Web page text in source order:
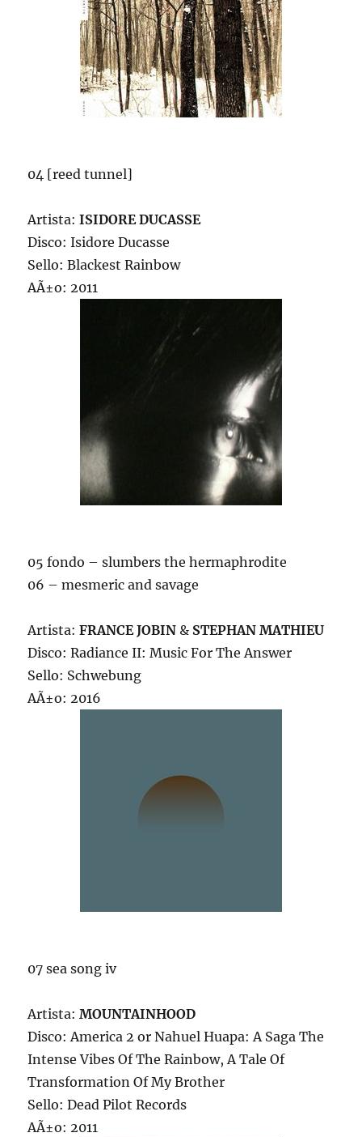
04 [reed tunnel]
Artista:ISIDORE DUCASSE
Disco: Isidore Ducasse
Sello: Blackest Rainbow
AÃ±o: 2011
05 fondo – slumbers the hermaphrodite
06 – mesmeric and savage
Artista:FRANCE JOBIN & STEPHAN MATHIEU
Disco: Radiance II: Music For The Answer
Sello: Schwebung
AÃ±o: 2016
07 sea song iv
Artista:MOUNTAINHOOD
Disco: America 2 or Nahuel Huapa: A Saga The
Intense Vibes Of The Rainbow, A Tale Of
Transformation Of My Brother
Sello: Dead Pilot Records
AÃ±o: 2011